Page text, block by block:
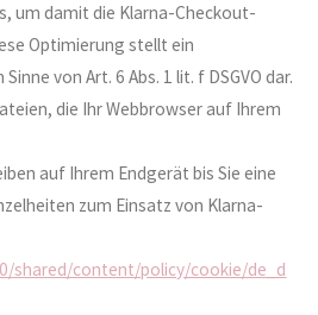
um damit die Klarna-Checkout-
Optimierung stellt ein
von Art. 6 Abs. 1 lit. f DSGVO dar.
die Ihr Webbrowser auf Ihrem
auf Ihrem Endgerät bis Sie eine
zum Einsatz von Klarna-
shared/content/policy/cookie/de_d